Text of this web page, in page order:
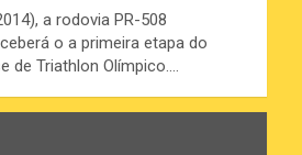
a rodovia PR-508
o a primeira etapa do
de Triathlon Olímpico.…